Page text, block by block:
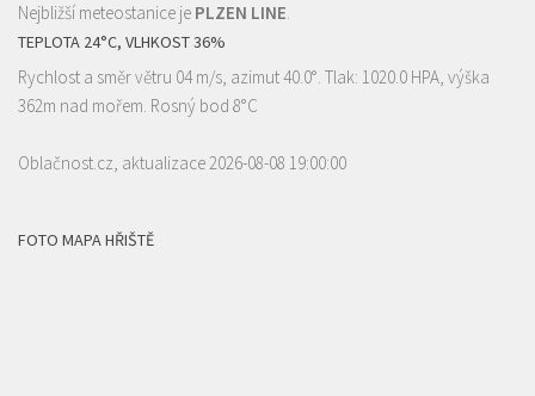
Nejbližší meteostanice je PLZEN LINE.
TEPLOTA 24°C, VLHKOST 36%
Rychlost a směr větru 04 m/s, azimut 40.0°. Tlak: 1020.0 HPA, výška
362m nad mořem. Rosný bod 8°C
Oblačnost.cz, aktualizace 2026-08-08 19:00:00
FOTO MAPA HŘIŠTĚ